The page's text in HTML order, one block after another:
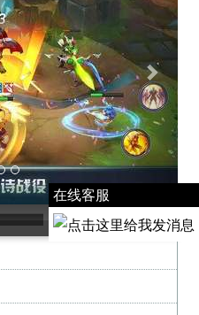
00:00/ 00:01
在线客服